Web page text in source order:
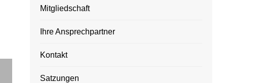
Mitgliedschaft
Ihre Ansprechpartner
Kontakt
Satzungen